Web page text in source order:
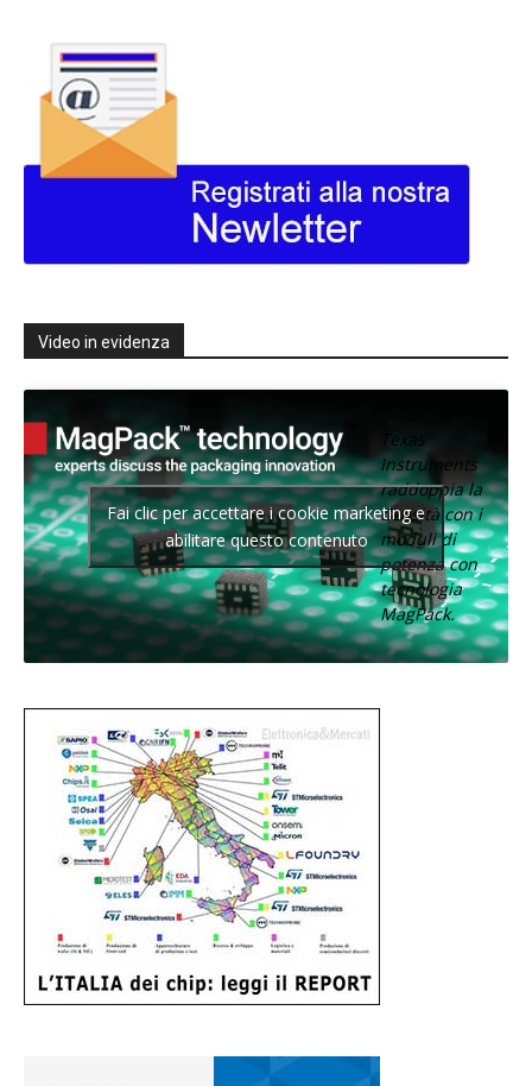
Video in evidenza
Texas
Instruments
raddoppia la
densità con i
moduli di
potenza con
tecnologia
MagPack.
Fai clic per accettare i cookie marketing e
abilitare questo contenuto